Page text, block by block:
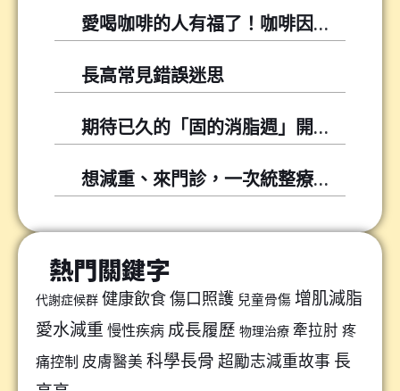
愛喝咖啡的人有福了！咖啡因可以幫你降低尿酸！
長高常見錯誤迷思
期待已久的「固的消脂週」開跑囉～～
想減重、來門診，一次統整療程懶人包
熱門關鍵字
代謝症候群 健康飲食傷口照護 兒童骨傷 增肌減脂
愛水減重 慢性疾病 成長履歷 物理治療 牽拉肘 疼
痛控制 皮膚醫美 科學長骨 超勵志減重故事 長